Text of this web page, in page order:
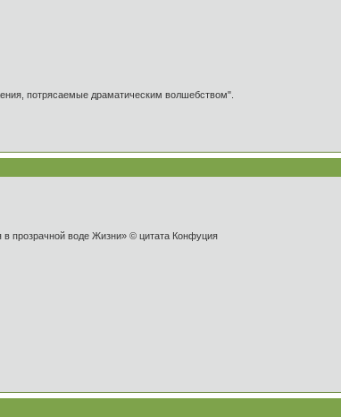
потрясаемые драматическим волшебством".
в прозрачной воде Жизни» © цитата Конфуция